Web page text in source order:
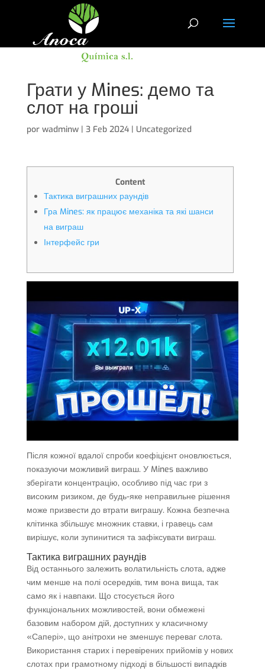
Грати у Mines: демо та
слот на гроші
por wadminw| 3 Feb 2024| Uncategorized
Content
Тактика виграшних раундів
Гра Mines: як працює механіка та які шанси
на виграш
Інтерфейс гри
Після кожної вдалої спроби коефіцієнт оновлюється,
показуючи можливий виграш. У Mines важливо
зберігати концентрацію, особливо під час гри з
високим ризиком, де будь-яке неправильне рішення
може призвести до втрати виграшу. Кожна безпечна
клітинка збільшує множник ставки, і гравець сам
вирішує, коли зупинитися та зафіксувати виграш.
Тактика виграшних раундів
Від останнього залежить волатильність слота, адже
чим менше на полі осередків, тим вона вища, так
само як і навпаки. Що стосується його
функціональних можливостей, вони обмежені
базовим набором дій, доступних у класичному
«Сапері», що анітрохи не зменшує переваг слота.
Використання старих і перевірених прийомів у нових
слотах при грамотному підході в більшості випадків